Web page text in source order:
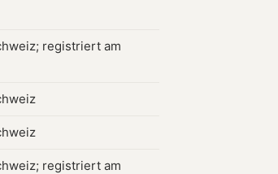
registriert am
registriert am